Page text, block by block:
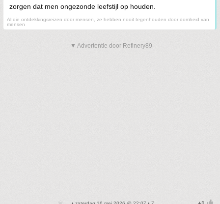
zorgen dat men ongezonde leefstijl op houden.
Al die ontdekkingsreizen door mensen, ze hebben nooit tegenhouden door domheid van
mensen
▼ Advertentie door Refinery89